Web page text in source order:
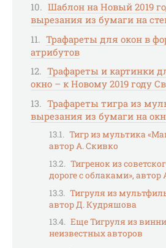
Шаблон на Новый 2019
вырезания из бумаги на
Трафареты для окон в
атрибутов
Трафареты и картинки
окно – к Новому 2019 году
Трафареты тигра из
вырезания из бумаги на
Тигр из мультика
автор А. Скивко
Тигренок из
дороге с облаками», автор
Тигруля из
автор Д. Кудряшова
Еще Тигруля из
неизвестных авторов